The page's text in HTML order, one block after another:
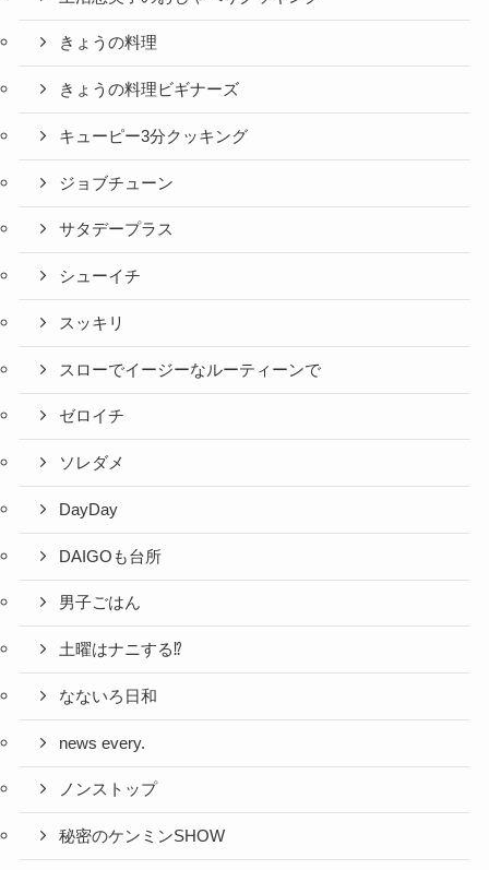
きょうの料理
きょうの料理ビギナーズ
キューピー3分クッキング
ジョブチューン
サタデープラス
シューイチ
スッキリ
スローでイージーなルーティーンで
ゼロイチ
ソレダメ
DayDay
DAIGOも台所
男子ごはん
土曜はナニする⁉
なないろ日和
news every.
ノンストップ
秘密のケンミンSHOW